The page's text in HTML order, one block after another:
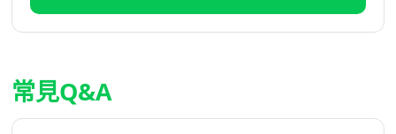
常見Q&A